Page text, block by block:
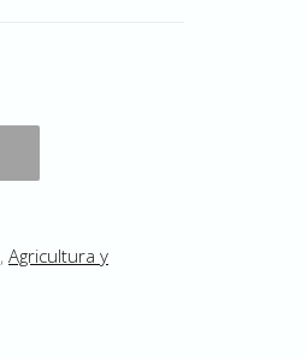
, Agricultura y